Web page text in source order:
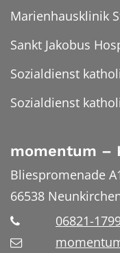
Marienhausklinik
Sankt Jakobus
Sozialdienst
Sozialdienst
momentum –
Bliespromenade
66538
06821-